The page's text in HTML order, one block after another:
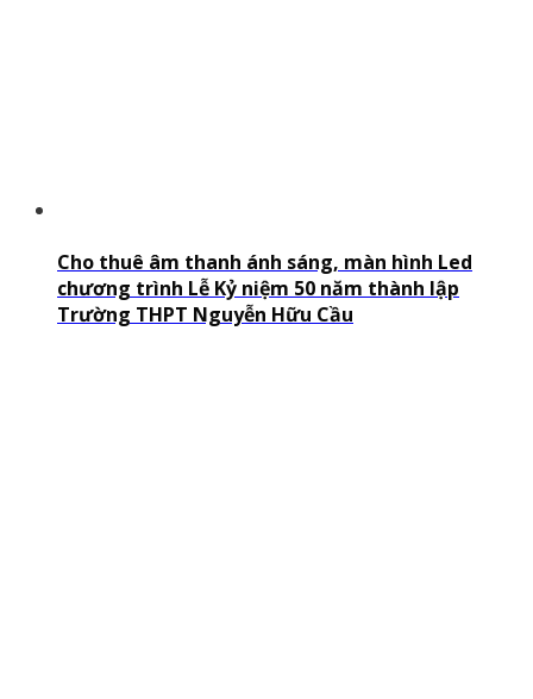
Cho thuê âm thanh ánh sáng, màn hình Led
chương trình Lễ Kỷ niệm 50 năm thành lập
Trường THPT Nguyễn Hữu Cầu